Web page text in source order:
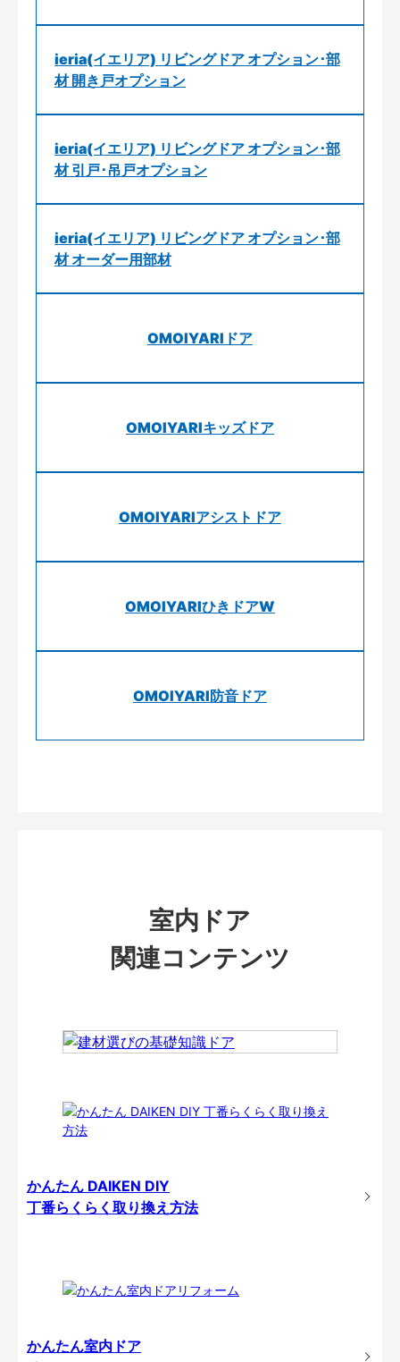
ieria(イエリア) リビングドア オプション･部
材 開き戸オプション
ieria(イエリア) リビングドア オプション･部
材 引戸･吊戸オプション
ieria(イエリア) リビングドア オプション･部
材 オーダー用部材
OMOIYARIドア
OMOIYARIキッズドア
OMOIYARIアシストドア
OMOIYARIひきドアW
OMOIYARI防音ドア
室内ドア
関連コンテンツ
かんたん DAIKEN DIY
丁番らくらく取り換え方法
かんたん室内ドア